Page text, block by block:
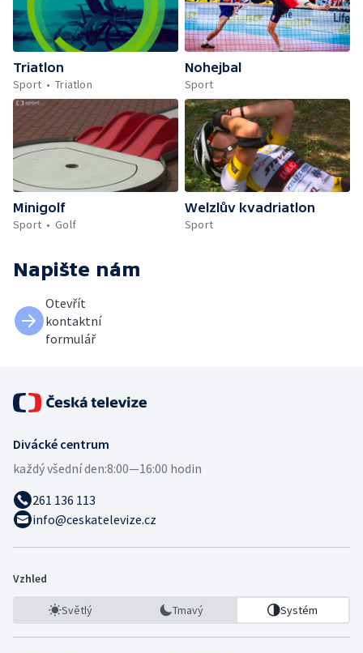
Triatlon
Sport
Triatlon
Nohejbal
Sport
Minigolf
Sport
Golf
Welzlův kvadriatlon
Sport
Napište nám
Otevřít
kontaktní
formulář
Divácké centrum
každý všední den:8:00—16:00 hodin
261 136 113
info@ceskatelevize.cz
Vzhled
Světlý Tmavý Systém